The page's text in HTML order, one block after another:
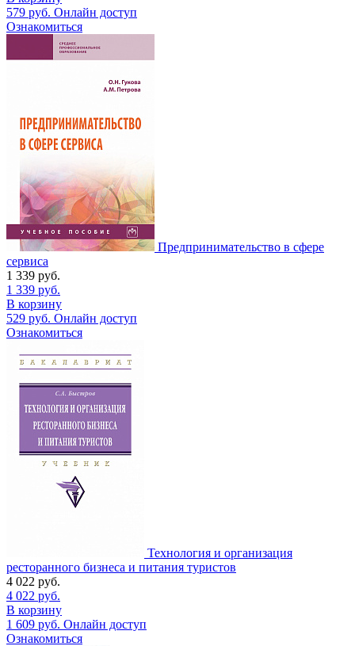
579 руб. Онлайн доступ
Ознакомиться
Предпринимательство в сфере
сервиса
1 339 руб.
1 339 руб.
В корзину
529 руб. Онлайн доступ
Ознакомиться
Технология и организация
ресторанного бизнеса и питания туристов
4 022 руб.
4 022 руб.
В корзину
1 609 руб. Онлайн доступ
Ознакомиться